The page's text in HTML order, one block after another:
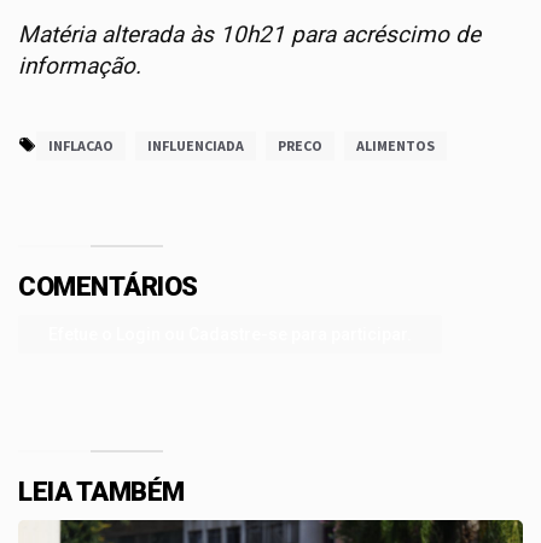
Matéria alterada às 10h21 para acréscimo de
informação.
INFLACAO INFLUENCIADA PRECO ALIMENTOS
COMENTÁRIOS
LEIA TAMBÉM